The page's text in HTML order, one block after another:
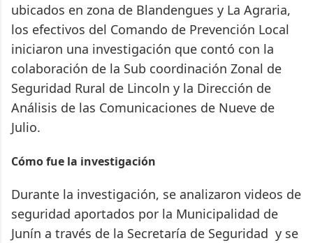
ubicados en zona de Blandengues y La Agraria,
los efectivos del Comando de Prevención Local
iniciaron una investigación que contó con la
colaboración de la Sub coordinación Zonal de
Seguridad Rural de Lincoln y la Dirección de
Análisis de las Comunicaciones de Nueve de
Julio.
Cómo fue la investigación
Durante la investigación, se analizaron videos de
seguridad aportados por la Municipalidad de
Junín a través de la Secretaría de Seguridad y se